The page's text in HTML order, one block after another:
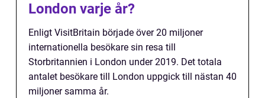
London varje år?
Enligt VisitBritain började över 20 miljoner
internationella besökare sin resa till
Storbritannien i London under 2019. Det totala
antalet besökare till London uppgick till nästan 40
miljoner samma år.